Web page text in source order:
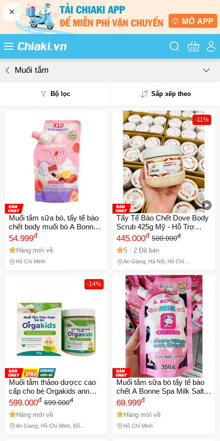
Tìm kiếm
Muối tắm
Bộ lọc Sắp xếp theo
Phổ biến
Mua nhiều
Mới nhất
Giá từ thấp - cao
Giá từ cao - thấp
Muối tắm sữa bò, tẩy tế bào
chết body muối bò A Bonne
trắng sáng mềm da dưỡng
ẩm Spa Milk Salt Thái Lan
350gr 760213
54.999đ
Hàng mới về
Hồ Chí Minh
-11%
Tẩy Tế Bào Chết Dove Body
Scrub 425g Mỹ - Hỗ Trợ
Dưỡng Ẩm Làm Sáng Da
Dưới Làn Nước Ấm, Trải
Nghiệm Thư Giãn Tối Ưu
445.000đ 500.000đ
5 2 Đã bán
An Giang, Hà Nội, Hồ Chí
-14%
Muối tắm thảoo dượcc cao
cấp cho bé Orgakids ann
toànn cho trẻ sơ sinh, hiệu
quả nhanh với rôm sẩy, mẩn
ngứa - Hộp 350g
599.000đ 699.000đ
Hàng mới về
An Giang, Hồ Chí Minh, Đồng
Muối tắm sữa bò tẩy tế bào
chết A Bonne Spa Milk Salt
300g
69.999đ
Hàng mới về
Hồ Chí Minh